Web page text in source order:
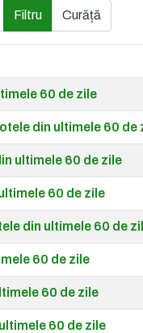
Filtru Curăță
60 de zile
din ultimele 60 de
ultimele 60 de zile
60 de zile
din ultimele 60 de
60 de zile
60 de zile
60 de zile